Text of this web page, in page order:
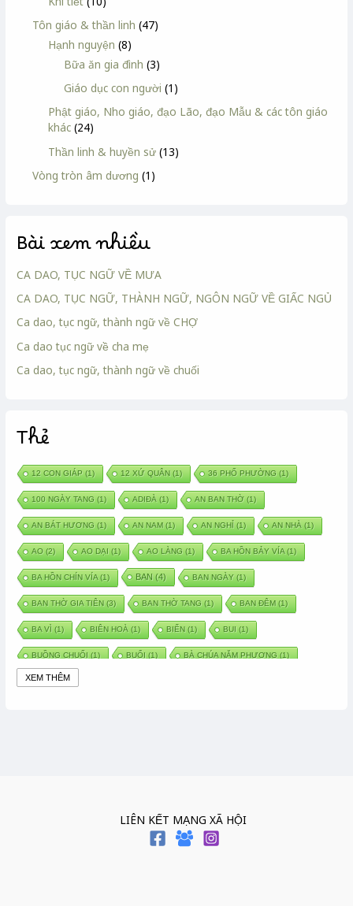
Tôn giáo & thần linh (47)
Hạnh nguyện (8)
Bữa ăn gia đình (3)
Giáo dục con người (1)
Phật giáo, Nho giáo, đạo Lão, đạo Mẫu & các tôn giáo
khác (24)
Thần linh & huyền sử (13)
Vòng tròn âm dương (1)
Bài xem nhiều
CA DAO, TỤC NGỮ VỀ MƯA
CA DAO, TỤC NGỮ, THÀNH NGỮ, NGÔN NGỮ VỀ GIẤC NGỦ
Ca dao, tục ngữ, thành ngữ về CHỢ
Ca dao tục ngữ về cha mẹ
Ca dao, tục ngữ, thành ngữ về chuối
Thẻ
12 CON GIÁP (1) 12 XỨ QUÂN (1) 36 PHỐ PHƯỜNG (1)
100 NGÀY TANG (1) ADIĐÀ (1) AN BAN THỜ(1)
AN BÁT HƯƠNG (1) AN NAM(1) AN NGHỈ (1) AN NHÀ (1)
AO (2) AO DẠI (1) AO LÀNG (1) BA HỒN BẢY VÍA(1)
BA HỒN CHÍN VÍA(1) BAN (4) BAN NGÀY (1)
BAN THỜ GIA TIÊN (3) BAN THỜ TANG (1) BAN ĐÊM(1)
BA VÌ (1) BIÊN HOÀ (1) BIỂN (1) BUI (1)
BUỒNG CHUỐI (1) BUỔI (1) BÀ CHÚA NĂM PHƯƠNG (1)
BÀ CHÚA THÀNH ĐÔNG
BÁNH TRÁNG (1) BÁNH TRÔI BÁNH CHAY
XEM THÊM
LIÊN KẾT MẠNG XÃ HỘI